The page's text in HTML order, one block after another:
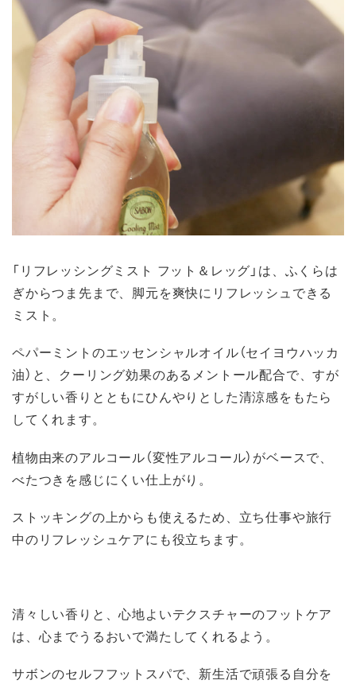
「リフレッシングミスト フット＆レッグ」は、ふくらは
ぎからつま先まで、脚元を爽快にリフレッシュできる
ミスト。
ペパーミントのエッセンシャルオイル（セイヨウハッカ
油）と、クーリング効果のあるメントール配合で、すが
すがしい香りとともにひんやりとした清涼感をもたら
してくれます。
植物由来のアルコール（変性アルコール）がベースで、
べたつきを感じにくい仕上がり。
ストッキングの上からも使えるため、立ち仕事や旅行
中のリフレッシュケアにも役立ちます。
清々しい香りと、心地よいテクスチャーのフットケア
は、心までうるおいで満たしてくれるよう。
サボンのセルフフットスパで、新生活で頑張る自分を